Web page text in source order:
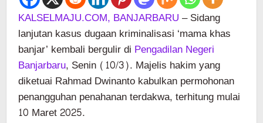
KALSELMAJU.COM, BANJARBARU– Sidang
lanjutan kasus dugaan kriminalisasi ‘mama khas
banjar’ kembali bergulir di Pengadilan Negeri
Banjarbaru, Senin (10/3). Majelis hakim yang
diketuai Rahmad Dwinanto kabulkan permohonan
penangguhan penahanan terdakwa, terhitung mulai
10 Maret 2025.